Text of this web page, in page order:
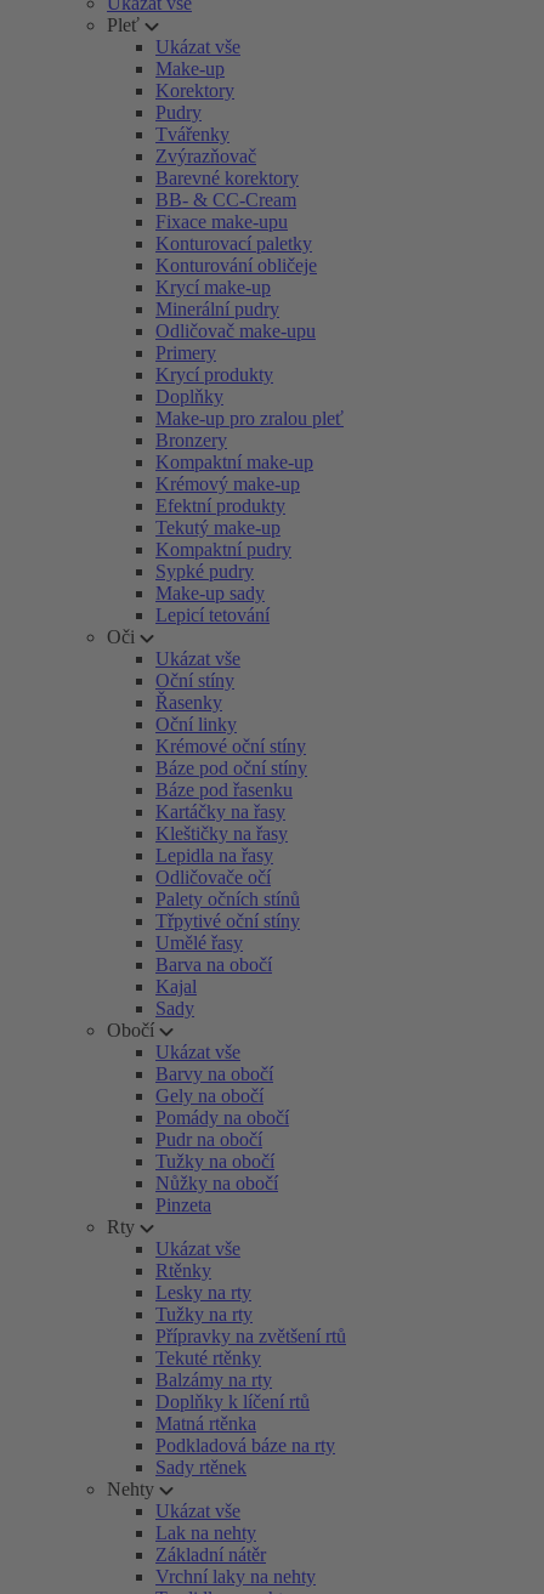
Pleť
Ukázat vše
Make-up
Korektory
Pudry
Tvářenky
Zvýrazňovač
Barevné korektory
BB- & CC-Cream
Fixace make-upu
Konturovací paletky
Konturování obličeje
Krycí make-up
Minerální pudry
Odličovač make-upu
Primery
Krycí produkty
Doplňky
Make-up pro zralou pleť
Bronzery
Kompaktní make-up
Krémový make-up
Efektní produkty
Tekutý make-up
Kompaktní pudry
Sypké pudry
Make-up sady
Lepicí tetování
Oči
Ukázat vše
Oční stíny
Řasenky
Oční linky
Krémové oční stíny
Báze pod oční stíny
Báze pod řasenku
Kartáčky na řasy
Kleštičky na řasy
Lepidla na řasy
Odličovače očí
Palety očních stínů
Třpytivé oční stíny
Umělé řasy
Barva na obočí
Kajal
Sady
Obočí
Ukázat vše
Barvy na obočí
Gely na obočí
Pomády na obočí
Pudr na obočí
Tužky na obočí
Nůžky na obočí
Pinzeta
Rty
Ukázat vše
Rtěnky
Lesky na rty
Tužky na rty
Přípravky na zvětšení rtů
Tekuté rtěnky
Balzámy na rty
Doplňky k líčení rtů
Matná rtěnka
Podkladová báze na rty
Sady rtěnek
Nehty
Ukázat vše
Lak na nehty
Základní nátěr
Vrchní laky na nehty